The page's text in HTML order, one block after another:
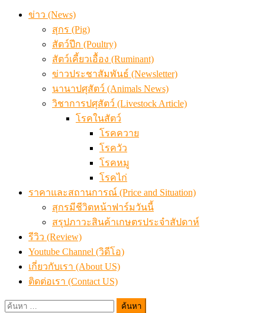
ข่าว (News)
สุกร (Pig)
สัตว์ปีก (Poultry)
สัตว์เคี้ยวเอื้อง (Ruminant)
ข่าวประชาสัมพันธ์ (Newsletter)
นานาปศุสัตว์ (Animals News)
วิชาการปศุสัตว์ (Livestock Article)
โรคในสัตว์
โรคควาย
โรควัว
โรคหมู
โรคไก่
ราคาและสถานการณ์ (Price and Situation)
สุกรมีชีวิตหน้าฟาร์มวันนี้
สรุปภาวะสินค้าเกษตรประจำสัปดาห์
รีวิว (Review)
Youtube Channel (วิดีโอ)
เกี่ยวกับเรา (About US)
ติดต่อเรา (Contact US)
ค้นหา